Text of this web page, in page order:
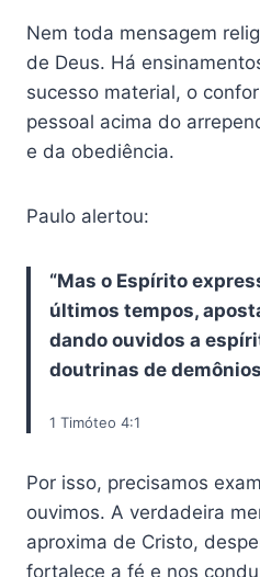
Nem toda mensagem
de Deus. Há
sucesso material, o
pessoal acima do
e da obediência.
Paulo alertou:
“Mas o Espírito
últimos tempos,
dando ouvidos a
doutrinas de
1 Timóteo 4:1
Por isso, precisamos
ouvimos. A verdadeira
aproxima de Cristo,
fortalece a fé e nos